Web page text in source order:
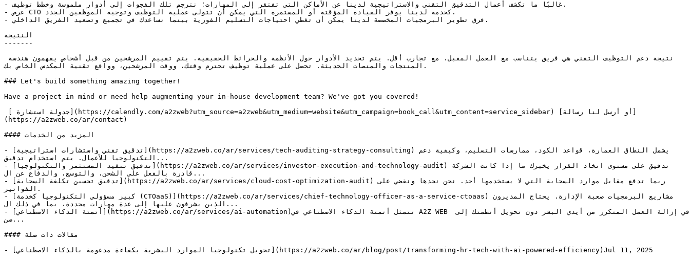
- غالبًا ما تكشف أعمال التدقيق التقني والاستراتيجية لدينا عن الأماكن التي تفتقر إلى المهارات؛ نترجم تلك الفجوات إلى أدوار ملموسة وخطط توظيف.
- عرض CTO كخدمة لدينا يوفر القيادة المؤقتة أو المستمرة التي يمكن أن تتولى عملية التوظيف وتوجيه الموظفين الجدد.
- فرق تطوير البرمجيات المخصصة لدينا يمكن أن تغطي احتياجات التسليم الفورية بينما نساعدك في تجميع وتصعيد الفريق الداخلي.
النتيجة
-------
المنتجات والمنصات الحديثة. تحصل على عملية توظيف تحترم وقتك، ووقت المرشحين، وواقع تقنية المكدس الخاص بك.
### Let's build something amazing together!
Have a project in mind or need help augmenting your in-house development team? We've got you covered!
(https://a2zweb.co/ar/contact)
#### المزيد من الخدمات
- [تدقيق تقني واستشارات استراتيجية](https://a2zweb.co/ar/services/tech-auditing-strategy-consulting)يشمل النطاق العمارة، قواعد الكود، ممارسات التسليم، وكيفية دعم
التكنولوجيا للأعمال. يتم استخدام تدقيق...
- [تدقيق تنفيذ المستثمر والتكنولوجيا](https://a2zweb.co/ar/services/investor-execution-and-technology-audit)تدقيق على مستوى اتخاذ القرار يخبرك ما إذا كانت الشركة
قادرة بالفعل على الشحن، والتوسع، والدفاع عن ال...
- [تدقيق تحسين تكلفة السحابة](https://a2zweb.co/ar/services/cloud-cost-optimization-audit)ربما تدفع مقابل موارد السحابة التي لا يستخدمها أحد. نحن نجدها ونقضي على
الفواتير.
- [كبير مسؤولي التكنولوجيا كخدمة (CTOaaS)](https://a2zweb.co/ar/services/chief-technology-officer-as-a-service-ctoaas)مشاريع البرمجيات صعبة الإدارة. يحتاج المديرون
الذين يشرفون عليها إلى عدة مهارات محددة، بما في ذلك ال...
- [أتمتة الذكاء الاصطناعي](https://a2zweb.co/ar/services/ai-automation)تتمثل أتمتة الذكاء الاصطناعي في A2Z WEB في إزالة العمل المتكرر من أيدي البشر دون تحويل أنظمتك إلى
صن...
#### مقالات ذات صلة
- [تحويل تكنولوجيا الموارد البشرية بكفاءة مدعومة بالذكاء الاصطناعي](https://a2zweb.co/ar/blog/post/transforming-hr-tech-with-ai-powered-efficiency)Jul 11, 2025